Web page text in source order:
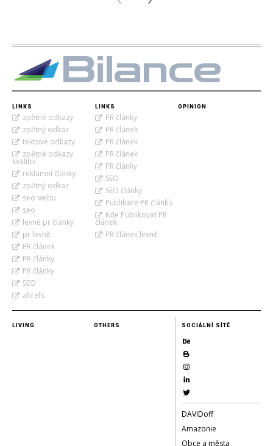
Bilance
LINKS
zpětné odkazy
zpětný odkaz
textové odkazy
zpětné odkazy
kvalitní
reklamní články
zpětný odkaz
seo webu
seo
levné pr články
pr levně
PR článek
PR články
PR články
SEO
ahrefs
LINKS
PR články
PR článek
PR článek
PR článek
PR články
SEO
SEO články
Publikace PR článků
Kde Publikovat PR
článek
PR článek levně
OPINION
LIVING OTHERS SOCIÁLNÍ SÍTĚ
DAVIDoff
Amazonie
Obce a města